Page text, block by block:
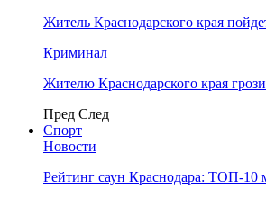
Житель Краснодарского края
Криминал
Жителю Краснодарского края
Пред След
Спорт
Новости
Рейтинг саун Краснодара: ТОП-10